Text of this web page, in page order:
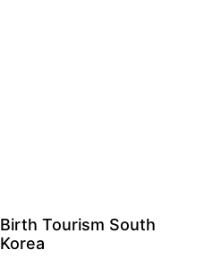
Birth Tourism South
Korea